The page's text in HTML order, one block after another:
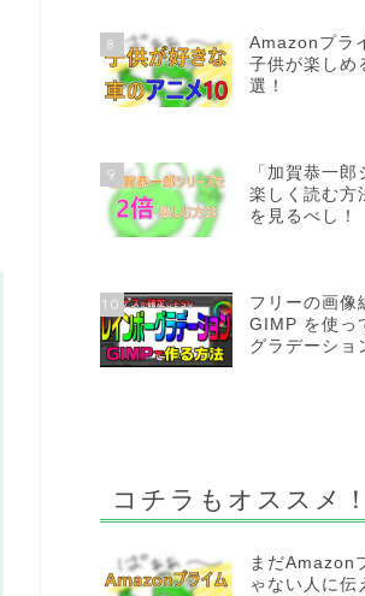
8
Amazonプラ
子供が楽しめ
選！
9
「加賀恭一
楽しく読む方
を見るべし！
10
フリーの画像
GIMP を使っ
グラデーショ
コチラもオススメ！
まだAmazon
ゃない人に伝